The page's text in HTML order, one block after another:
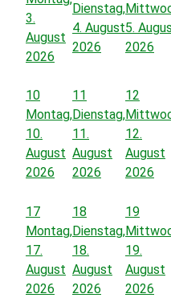
3.
August
2026
Dienstag,
4. August
2026
5.
2026
10
Montag,
10.
August
2026
11
Dienstag,
11.
August
2026
12
12.
August
2026
17
Montag,
17.
August
2026
18
Dienstag,
18.
August
2026
19
19.
August
2026